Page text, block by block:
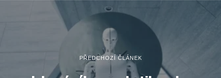
PŘEDCHOZÍ ČLÁNEK